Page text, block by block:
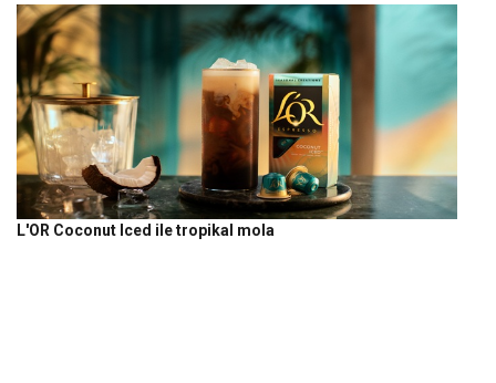
L'OR Coconut Iced ile tropikal mola